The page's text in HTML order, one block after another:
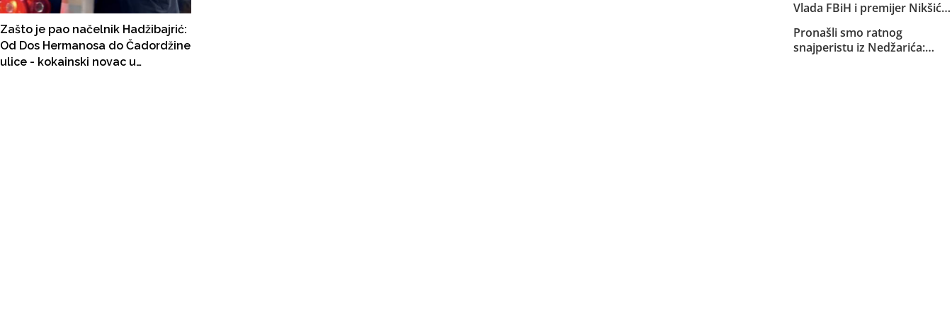
Zašto je pao načelnik Hadžibajrić:
Od Dos Hermanosa do Čadordžine
ulice - kokainski novac u
brutalne akcije!
Vlada FBiH i premijer Nikšić
odluka: Sud obavijestio
državno Tužilaštvo
Pronašli smo ratnog
snajperistu iz Nedžarića: